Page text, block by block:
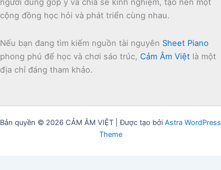
người dùng góp ý và chia sẻ kinh nghiệm, tạo nên một
cộng đồng học hỏi và phát triển cùng nhau.
Nếu bạn đang tìm kiếm nguồn tài nguyên Sheet Piano
phong phú để học và chơi sáo trúc, Cảm Âm Việt là một
địa chỉ đáng tham khảo.
Bản quyền © 2026 CẢM ÂM VIỆT | Được tạo bởi Astra WordPress
Theme